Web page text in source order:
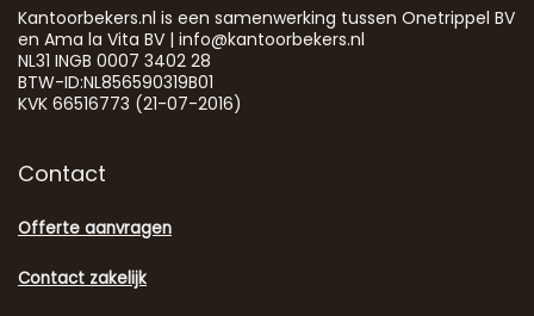
Kantoorbekers.nl is een samenwerking tussen Onetrippel BV
en Ama la Vita BV | info@kantoorbekers.nl
NL31 INGB 0007 3402 28
BTW-ID:NL856590319B01
KVK 66516773 (21-07-2016)
Contact
Offerte aanvragen
Contact zakelijk